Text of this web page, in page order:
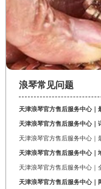
浪琴常见问题
天津浪琴官方售后服务中心｜
天津浪琴官方售后服务中心｜
天津浪琴官方售后服务中心｜
天津浪琴官方售后服务中心｜
天津浪琴官方售后服务中心｜
天津浪琴官方售后服务中心｜